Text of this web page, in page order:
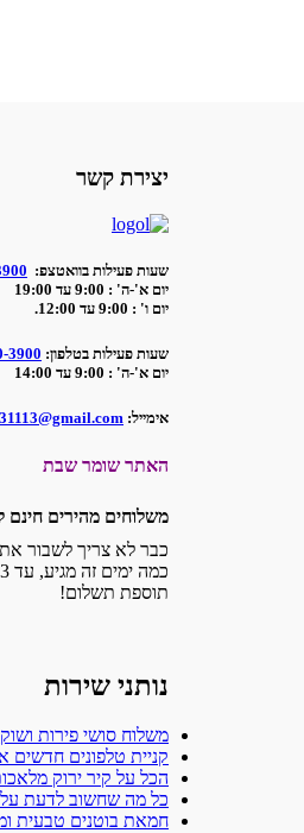
יצירת קשר
שעות פעילות בוואטצפ:
יום א'-ה' : 9:00 עד 19:00
יום ו' : 9:00 עד 12:00.
שעות פעילות בטלפון: 3900
יום א'-ה' : 9:00 עד 14:00
אימייל:
האתר שומר שבת
משלוחים מהירים חינם
כבר לא צריך לשבור
תוספת תשלום!
נותני שירות
משלוח סושי פירות
קניית טלפונים חדשים
הכל על קיר ירוק
כל מה שחשוב לדעת
חמאת בוטנים טבעית